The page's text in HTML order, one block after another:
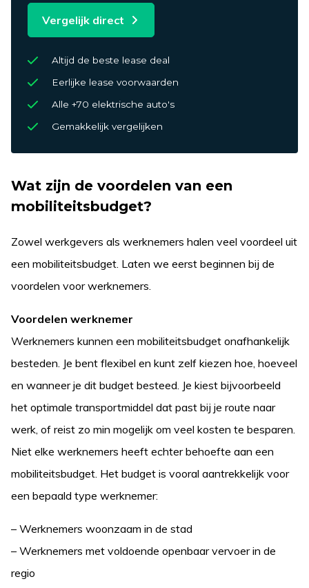
Vergelijk direct
Altijd de beste lease deal
Eerlijke lease voorwaarden
Alle +70 elektrische auto's
Gemakkelijk vergelijken
Wat zijn de voordelen van een
mobiliteitsbudget?
Zowel werkgevers als werknemers halen veel voordeel uit
een mobiliteitsbudget. Laten we eerst beginnen bij de
voordelen voor werknemers.
Voordelen werknemer
Werknemers kunnen een mobiliteitsbudget onafhankelijk
besteden. Je bent flexibel en kunt zelf kiezen hoe, hoeveel
en wanneer je dit budget besteed. Je kiest bijvoorbeeld
het optimale transportmiddel dat past bij je route naar
werk, of reist zo min mogelijk om veel kosten te besparen.
Niet elke werknemers heeft echter behoefte aan een
mobiliteitsbudget. Het budget is vooral aantrekkelijk voor
een bepaald type werknemer:
– Werknemers woonzaam in de stad
– Werknemers met voldoende openbaar vervoer in de
regio